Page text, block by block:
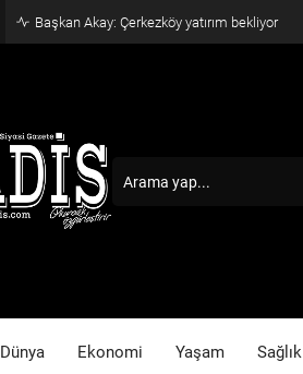
Başkan Akay: Çerkezköy yatırım bekliyor
Dünya Ekonomi Yaşam Sağlık